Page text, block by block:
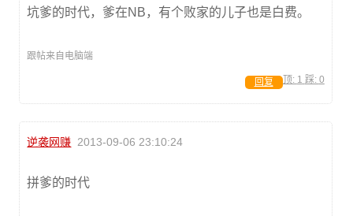
坑爹的时代，爹在NB，有个败家的儿子也是白费。
跟帖来自电脑端
顶: 1 踩: 0
回复
逆袭网赚 2013-09-06 23:10:24
拼爹的时代